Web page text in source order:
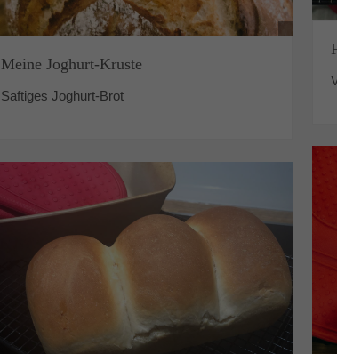
Meine Joghurt-Kruste
Saftiges Joghurt-Brot